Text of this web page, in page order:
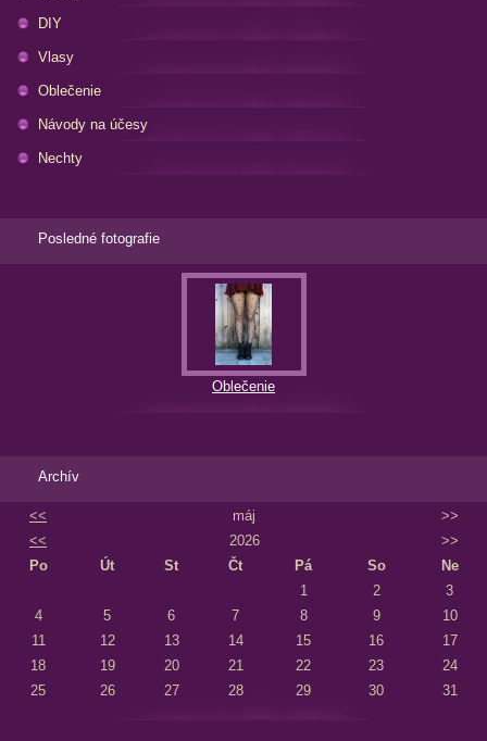
DIY
Vlasy
Oblečenie
Návody na účesy
Nechty
Posledné fotografie
Oblečenie
Archív
<< máj
>>
<<
2026
>>
Po
Út St Čt Pá So
Ne
1
2
3
4
5 6 7 8 9
10
11
12 13 14 15 16
17
18
19 20 21 22 23
24
25
26 27 28 29 30 31